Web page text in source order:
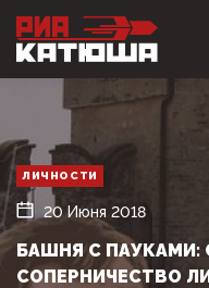
ЛИЧНОСТИ
20 Июня 2018
БАШНЯ С ПАУКАМИ:
СОПЕРНИЧЕСТВО